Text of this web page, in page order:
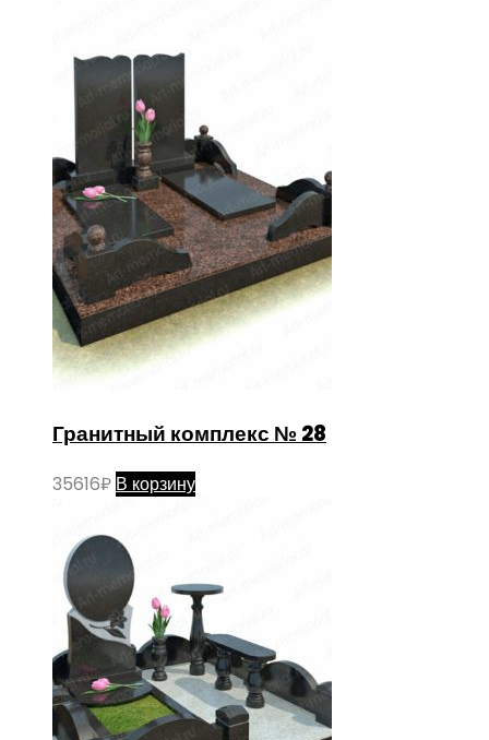
Гранитный комплекс № 28
35616₽ В корзину